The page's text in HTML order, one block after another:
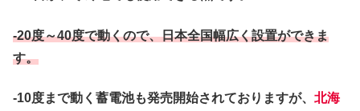
-20度～40度で動くので、日本全国幅広く設置ができま
す。
-10度まで動く蓄電池も発売開始されておりますが、 北海